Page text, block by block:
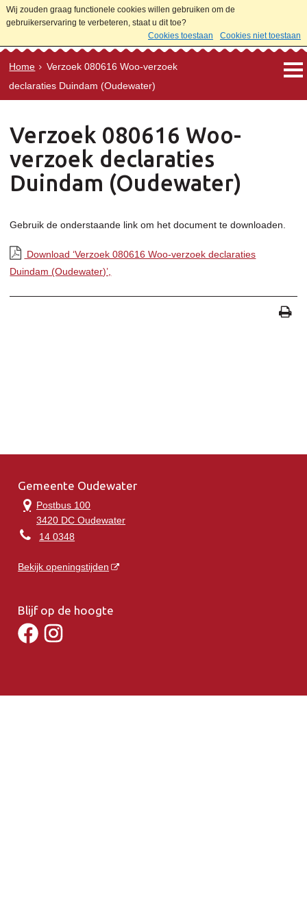
Wij zouden graag functionele cookies willen gebruiken om de
gebruikerservaring te verbeteren, staat u dit toe?
Cookies toestaan
Cookies niet toestaan
Home
Verzoek 080616 Woo-verzoek
declaraties Duindam (Oudewater)
Verzoek 080616 Woo-
verzoek declaraties
Duindam (Oudewater)
Gebruik de onderstaande link om het document te downloaden.
Download ‘Verzoek 080616 Woo-verzoek declaraties
Duindam (Oudewater)’,
Gemeente Oudewater
Postbus 100
3420 DC Oudewater
14 0348
Bekijk openingstijden
Blijf op de hoogte